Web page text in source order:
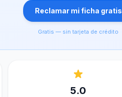
Reclamar mi ficha gratis
Gratis — sin tarjeta de crédito
5.0